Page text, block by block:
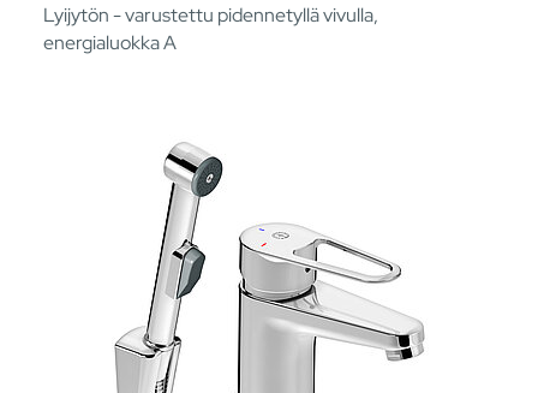
Lyijytön - varustettu pidennetyllä vivulla,
energialuokka A